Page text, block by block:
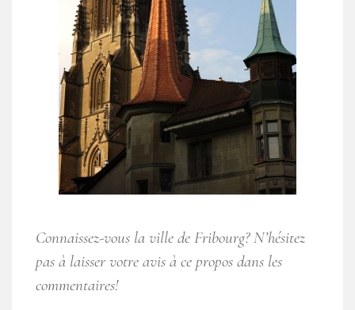
Connaissez-vous la ville de Fribourg? N’hésitez
pas à laisser votre avis à ce propos dans les
commentaires!